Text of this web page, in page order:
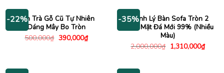
-22%Bàn Trà Gỗ Cũ Tự Nhiên
Dáng Mây Bo Tròn
500,000₫ Giá
390,000₫Giá
hiện
-35%
Thanh Lý Bàn Sofa Tròn 2
Tầng Mặt Đá Mới 99% (Nhiều
Màu)
2,000,000₫ Giá
gốc
1,310,000₫Giá
hiện